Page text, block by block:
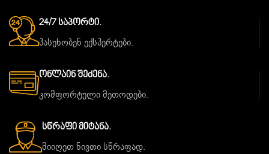
24/7 Საპორტი.
პასუხობენ ექსპერტები.
Ონლაინ Შეძენა.
კომფორტული მეთოდები.
Სწრაფი Მიტანა.
მიიღეთ ნივთი სწრაფად.